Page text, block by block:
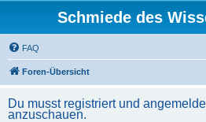
Schmiede des
FAQ
Foren-Übersicht
Du musst registriert und
anzuschauen.